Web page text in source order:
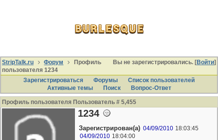
Вы не зарегистрировались. [Войти]
StripTalk.ru Форум
Профиль
пользователя 1234
Зарегистрироваться
Форумы
Список пользователей
Активные темы
Поиcк Вопрос-Ответ
Профиль пользователя Пользователь # 5,455
1234
Зарегистрирован(а) 04/09/2010 18:03:45
04/09/2010 18:04:00